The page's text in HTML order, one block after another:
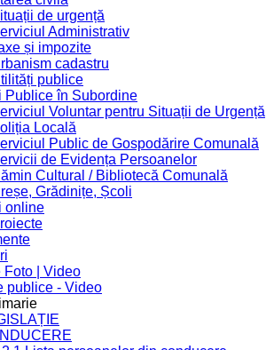
de urgență
Administrativ
și impozite
cadastru
publice
Publice în Subordine
Voluntar pentru Situații de Urgență
Locală
Public de Gospodărire Comunală
de Evidența Persoanelor
Cultural / Bibliotecă Comunală
Grădinițe, Școli
online
Foto | Video
publice - Video